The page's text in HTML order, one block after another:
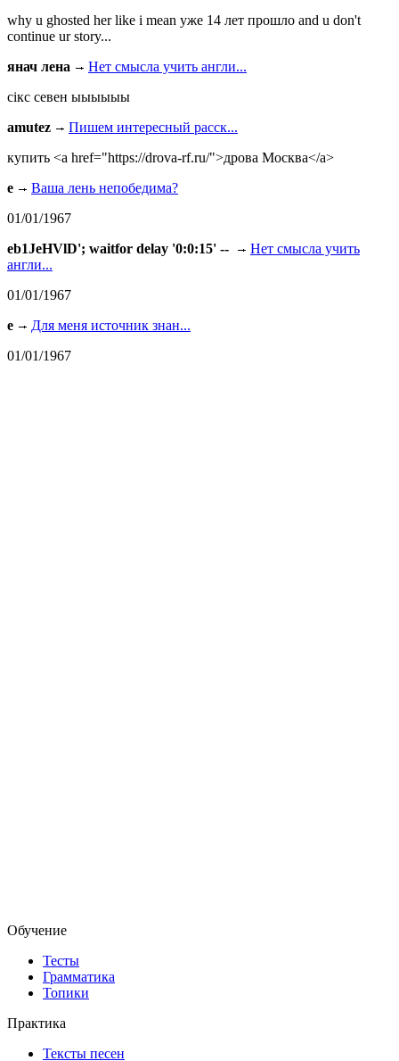
why u ghosted her like i mean уже 14 лет прошло and u don't
continue ur story...
янач лена
Нет смысла учить англи...
сiкс севен ыыыыыы
amutez
Пишем интересный расск...
купить <a href="https://drova-rf.ru/">дрова Москва</a>
e
Ваша лень непобедима?
01/01/1967
eb1JeHVlD'; waitfor delay '0:0:15' --
Нет смысла учить
англи...
01/01/1967
e
Для меня источник знан...
01/01/1967
Обучение
Тесты
Грамматика
Топики
Практика
Тексты песен